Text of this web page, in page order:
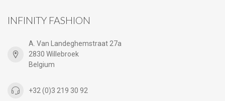
INFINITY FASHION
A. Van Landeghemstraat 27a
2830 Willebroek
Belgium
+32 (0)3 219 30 92